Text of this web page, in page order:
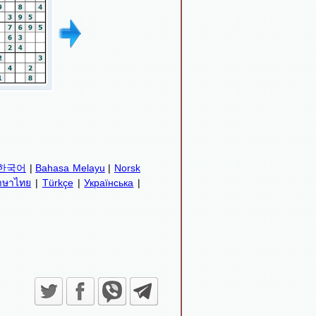
국어 | Bahasa Melayu | Norsk
าไทย | Türkçe|Українська |